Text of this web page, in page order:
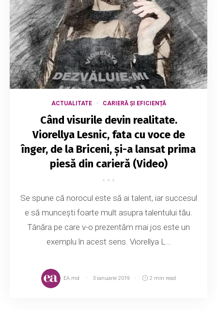
ACTUALITATE CARIERĂ ȘI EFICIENȚĂ
Când visurile devin realitate.
Viorellya Lesnic, fata cu voce de
înger, de la Briceni, și-a lansat prima
piesă din carieră (Video)
Se spune că norocul este să ai talent, iar succesul
e să muncești foarte mult asupra talentului tău.
Tânăra pe care v-o prezentăm mai jos este un
exemplu în acest sens. Viorellya L...
EA.md 3 ianuarie 2019 2 min read